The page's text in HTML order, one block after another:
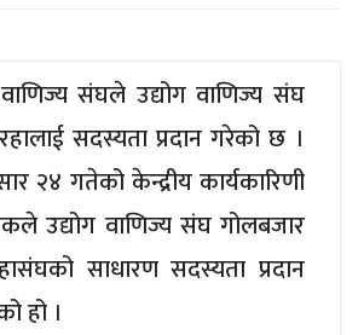
संघले उद्योग वाणिज्य संघ
सदस्यता प्रदान गरेको छ ।
२४ गतेको केन्द्रीय कार्यकारिणी
उद्योग वाणिज्य संघ गोलबजार
साधारण सदस्यता प्रदान
हो ।